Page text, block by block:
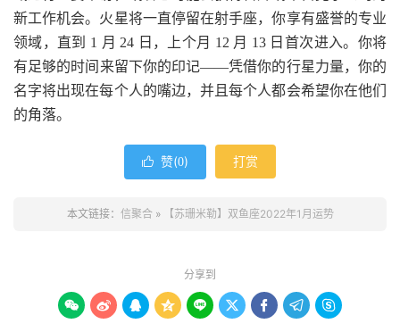
新工作机会。火星将一直停留在射手座，你享有盛誉的专业
领域，直到 1 月 24 日，上个月 12 月 13 日首次进入。你将
有足够的时间来留下你的印记——凭借你的行星力量，你的
名字将出现在每个人的嘴边，并且每个人都会希望你在他们
的角落。
 赞(0) 打赏
本文链接： 信聚合» 【苏珊米勒】双鱼座2022年1月运势
分享到
        